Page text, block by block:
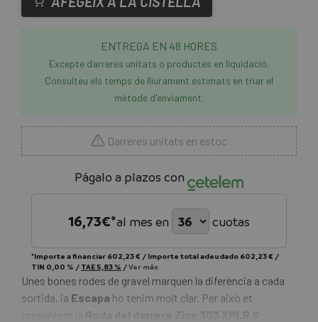
ENTREGA EN 48 HORES
Excepte darreres unitats o productes en liquidació.
Consulteu els temps de lliurament estimats en triar el
mètode d'enviament.
Darreres unitats en estoc
Págalo a plazos con
16,73€*al mes en cuotas
*Importe a financiar 602,23 € / Importe total adeudado 602,23 € /
TIN 0,00 % / TAE 5,83 % /Ver más
Unes bones rodes de gravel marquen la diferència a cada
sortida, ia Escapa ho tenim molt clar. Per això et
Roda del darrere Zipp 303 XPLR S